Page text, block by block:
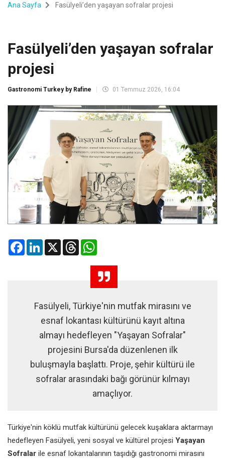
Ana Sayfa Fasülyeli’den yaşayan sofralar projesi
Fasülyeli’den yaşayan sofralar
projesi
Gastronomi Turkey by Rafine 01 Temmuz 2026, 16:04
FacebookLinkedIn
X Threads
Fasülyeli, Türkiye'nin mutfak mirasını ve
esnaf lokantası kültürünü kayıt altına
almayı hedefleyen "Yaşayan Sofralar"
projesini Bursa'da düzenlenen ilk
buluşmayla başlattı. Proje, şehir kültürü ile
sofralar arasındaki bağı görünür kılmayı
amaçlıyor.
Türkiye'nin köklü mutfak kültürünü gelecek kuşaklara aktarmayı
hedefleyen Fasülyeli, yeni sosyal ve kültürel projesi Yaşayan
Sofralar ile esnaf lokantalarının taşıdığı gastronomi mirasını